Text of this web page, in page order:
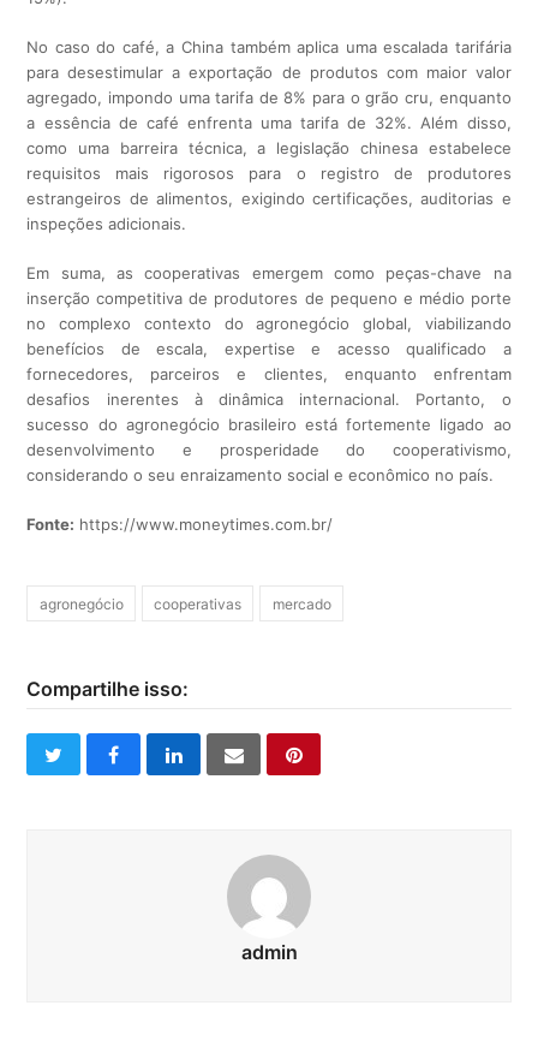
No caso do café, a China também aplica uma escalada tarifária
para desestimular a exportação de produtos com maior valor
agregado, impondo uma tarifa de 8% para o grão cru, enquanto
a essência de café enfrenta uma tarifa de 32%. Além disso,
como uma barreira técnica, a legislação chinesa estabelece
requisitos mais rigorosos para o registro de produtores
estrangeiros de alimentos, exigindo certificações, auditorias e
inspeções adicionais.
Em suma, as cooperativas emergem como peças-chave na
inserção competitiva de produtores de pequeno e médio porte
no complexo contexto do agronegócio global, viabilizando
benefícios de escala, expertise e acesso qualificado a
fornecedores, parceiros e clientes, enquanto enfrentam
desafios inerentes à dinâmica internacional. Portanto, o
sucesso do agronegócio brasileiro está fortemente ligado ao
desenvolvimento e prosperidade do cooperativismo,
considerando o seu enraizamento social e econômico no país.
Fonte: https://www.moneytimes.com.br/
agronegócio cooperativas mercado
Compartilhe isso:
twitterfacebooklinkedinemail pinterest
admin